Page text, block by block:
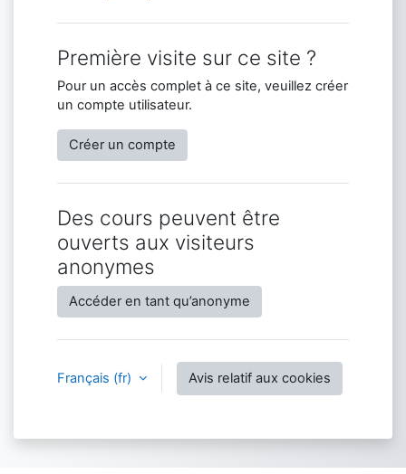
Première visite sur ce site ?
Pour un accès complet à ce site, veuillez créer
un compte utilisateur.
Créer un compte
Des cours peuvent être
ouverts aux visiteurs
anonymes
Accéder en tant qu’anonyme
Français ‎(fr)‎ Avis relatif aux cookies